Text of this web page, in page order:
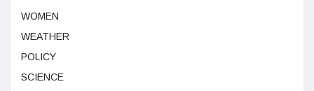
WOMEN
WEATHER
POLICY
SCIENCE